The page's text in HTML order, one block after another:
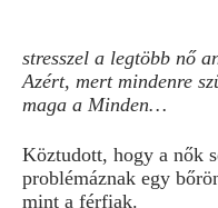
stresszel a legtöbb nő
Azért, mert mindenre
maga a Minden…
Köztudott, hogy a nők
problémáznak egy
mint a férfiak.